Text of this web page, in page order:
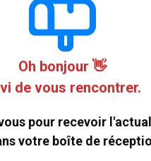
Oh bonjour 👋
de vous rencontrer.
pour recevoir
votre boîte de